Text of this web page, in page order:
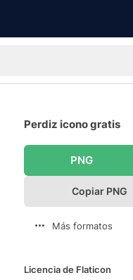
Perdiz icono gratis
PNG
Copiar PNG
Más formatos
Licencia de Flaticon